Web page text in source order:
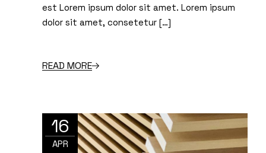
est Lorem ipsum dolor sit amet. Lorem ipsum
dolor sit amet, consetetur […]
READ MORE
16
APR